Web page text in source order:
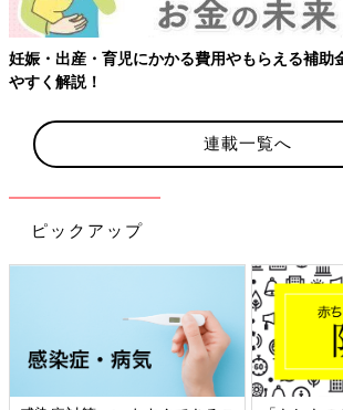
わかり
連載一覧へ
ピックアップ